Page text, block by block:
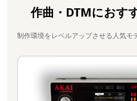
作曲・DTMにおす
制作環境をレベルアップさせる人気モ